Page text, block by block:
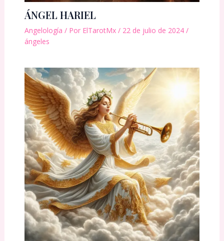
ÁNGEL HARIEL
Angelología / Por ElTarotMx / 22 de julio de 2024 /
ángeles